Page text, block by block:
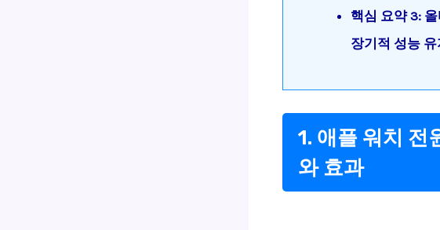
핵심 요약 3:
장기적 성능
1. 애플 워치 전
와 효과